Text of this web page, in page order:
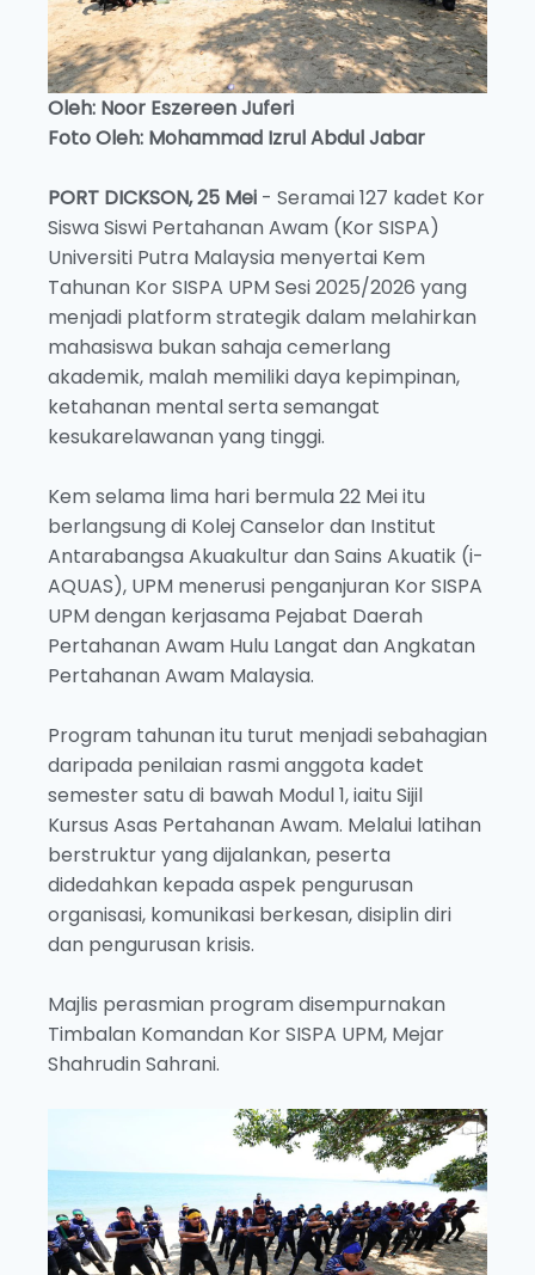
Oleh: Noor Eszereen Juferi
Foto Oleh: Mohammad Izrul Abdul Jabar
PORT DICKSON, 25 Mei - Seramai 127 kadet Kor
Siswa Siswi Pertahanan Awam (Kor SISPA)
Universiti Putra Malaysia menyertai Kem
Tahunan Kor SISPA UPM Sesi 2025/2026 yang
menjadi platform strategik dalam melahirkan
mahasiswa bukan sahaja cemerlang
akademik, malah memiliki daya kepimpinan,
ketahanan mental serta semangat
kesukarelawanan yang tinggi.
Kem selama lima hari bermula 22 Mei itu
berlangsung di Kolej Canselor dan Institut
Antarabangsa Akuakultur dan Sains Akuatik (i-
AQUAS), UPM menerusi penganjuran Kor SISPA
UPM dengan kerjasama Pejabat Daerah
Pertahanan Awam Hulu Langat dan Angkatan
Pertahanan Awam Malaysia.
Program tahunan itu turut menjadi sebahagian
daripada penilaian rasmi anggota kadet
semester satu di bawah Modul 1, iaitu Sijil
Kursus Asas Pertahanan Awam. Melalui latihan
berstruktur yang dijalankan, peserta
didedahkan kepada aspek pengurusan
organisasi, komunikasi berkesan, disiplin diri
dan pengurusan krisis.
Majlis perasmian program disempurnakan
Timbalan Komandan Kor SISPA UPM, Mejar
Shahrudin Sahrani.